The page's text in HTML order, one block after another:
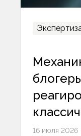
16 июля 2026